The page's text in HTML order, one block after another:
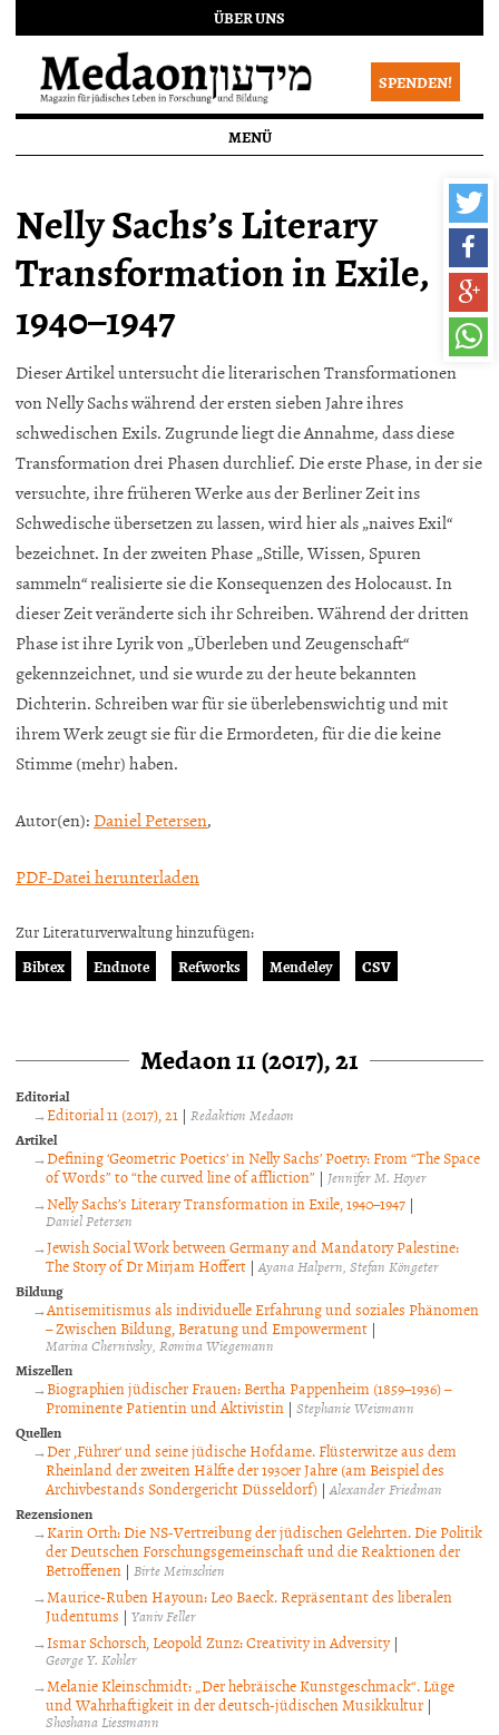
ÜBER UNS
SPENDEN!
MENÜ
Nelly Sachs’s Literary
Transformation in Exile,
1940–1947
Dieser Artikel untersucht die literarischen Transformationen
von Nelly Sachs während der ersten sieben Jahre ihres
schwedischen Exils. Zugrunde liegt die Annahme, dass diese
Transformation drei Phasen durchlief. Die erste Phase, in der sie
versuchte, ihre früheren Werke aus der Berliner Zeit ins
Schwedische übersetzen zu lassen, wird hier als „naives Exil“
bezeichnet. In der zweiten Phase „Stille, Wissen, Spuren
sammeln“ realisierte sie die Konsequenzen des Holocaust. In
dieser Zeit veränderte sich ihr Schreiben. Während der dritten
Phase ist ihre Lyrik von „Überleben und Zeugenschaft“
gekennzeichnet, und sie wurde zu der heute bekannten
Dichterin. Schreiben war für sie überlebenswichtig und mit
ihrem Werk zeugt sie für die Ermordeten, für die die keine
Stimme (mehr) haben.
Autor(en): Daniel Petersen,
PDF-Datei herunterladen
Zur Literaturverwaltung hinzufügen:
Bibtex
Endnote Refworks Mendeley CSV
Medaon 11 (2017), 21
Editorial
Editorial 11 (2017), 21 |Redaktion Medaon
Artikel
Defining ‘Geometric Poetics’ in Nelly Sachs’ Poetry: From “The Space
of Words” to “the curved line of affliction” | Jennifer M. Hoyer
Nelly Sachs’s Literary Transformation in Exile, 1940–1947 |
Daniel Petersen
Jewish Social Work between Germany and Mandatory Palestine:
The Story of Dr Mirjam Hoffert |Ayana Halpern Stefan Köngeter
Bildung
Antisemitismus als individuelle Erfahrung und soziales Phänomen
– Zwischen Bildung, Beratung und Empowerment |
Marina Chernivsky Romina Wiegemann
Miszellen
Biographien jüdischer Frauen: Bertha Pappenheim (1859–1936) –
Prominente Patientin und Aktivistin | Stephanie Weismann
Quellen
Der ,Führer‘ und seine jüdische Hofdame. Flüsterwitze aus dem
Rheinland der zweiten Hälfte der 1930er Jahre (am Beispiel des
Archivbestands Sondergericht Düsseldorf) |Alexander Friedman
Rezensionen
Karin Orth: Die NS-Vertreibung der jüdischen Gelehrten. Die Politik
der Deutschen Forschungsgemeinschaft und die Reaktionen der
Betroffenen | Birte Meinschien
Maurice-Ruben Hayoun: Leo Baeck. Repräsentant des liberalen
Judentums | Yaniv Feller
Ismar Schorsch, Leopold Zunz: Creativity in Adversity|
George Y. Kohler
Melanie Kleinschmidt: „Der hebräische Kunstgeschmack“. Lüge
und Wahrhaftigkeit in der deutsch-jüdischen Musikkultur |
Shoshana Liessmann